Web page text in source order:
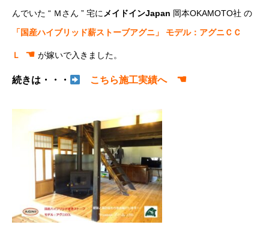
んでいた “ Ｍさん ” 宅にメイドインJapan 岡本OKAMOTO社 の
「国産ハイブリッド薪ストーブアグニ」 モデル：アグニＣＣ
Ｌ ☚ が嫁いで入きました。
続きは・・・ こちら施工実績へ ☚